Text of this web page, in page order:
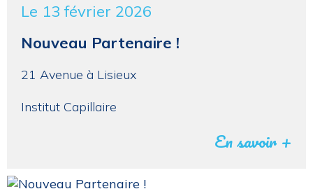
Le 13 février 2026
Nouveau Partenaire !
21 Avenue à Lisieux
Institut Capillaire
En savoir +